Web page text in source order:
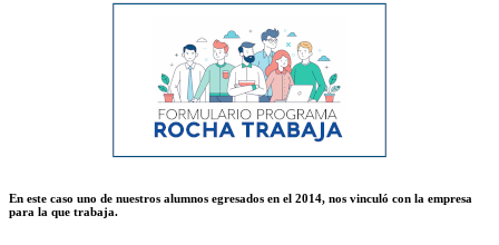
En este caso uno de nuestros alumnos egresados en el 2014, nos vinculó con la empresa
para la que trabaja.